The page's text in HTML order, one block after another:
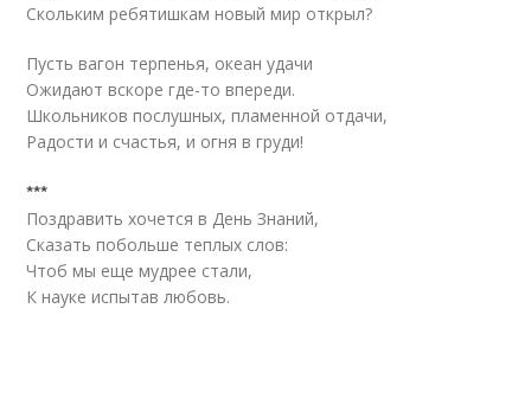
Скольким ребятишкам новый мир открыл?
Пусть вагон терпенья, океан удачи
Ожидают вскоре где-то впереди.
Школьников послушных, пламенной отдачи,
Радости и счастья, и огня в груди!
***
Поздравить хочется в День Знаний,
Сказать побольше теплых слов:
Чтоб мы еще мудрее стали,
К науке испытав любовь.